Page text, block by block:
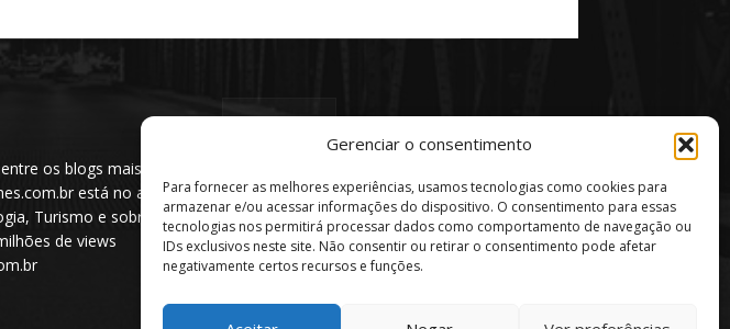
Gerenciar o consentimento
Para fornecer as melhores experiências, usamos tecnologias como cookies para
armazenar e/ou acessar informações do dispositivo. O consentimento para essas
tecnologias nos permitirá processar dados como comportamento de navegação ou
IDs exclusivos neste site. Não consentir ou retirar o consentimento pode afetar
negativamente certos recursos e funções.
os blogs mais
está no ar
Turismo e sobre a
de views